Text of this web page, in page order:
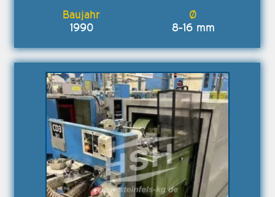
1990 8-16 mm